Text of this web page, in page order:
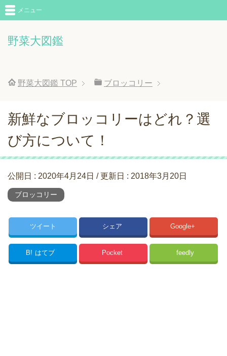
野菜大図鑑
メニュー
野菜大図鑑 TOP ブロッコリー
新鮮なブロッコリーはどれ？選
び方について！
公開日 : 2020年4月24日 / 更新日 : 2018年3月20日
ブロッコリー
ツイート シェア Google+
B! はてブ Pocket feedly